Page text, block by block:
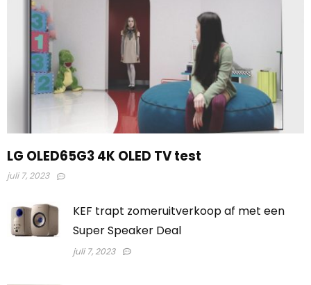
LG OLED65G3 4K OLED TV test
juli 7, 2023
KEF trapt zomeruitverkoop af met een
Super Speaker Deal
juli 7, 2023